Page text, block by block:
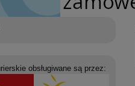
obsługiwane są przez: